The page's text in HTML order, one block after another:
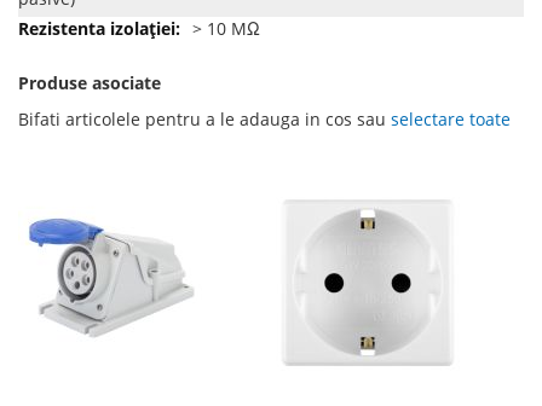
> 10 MΩ
Produse asociate
Bifati articolele pentru a le adauga in cos sau selectare toate